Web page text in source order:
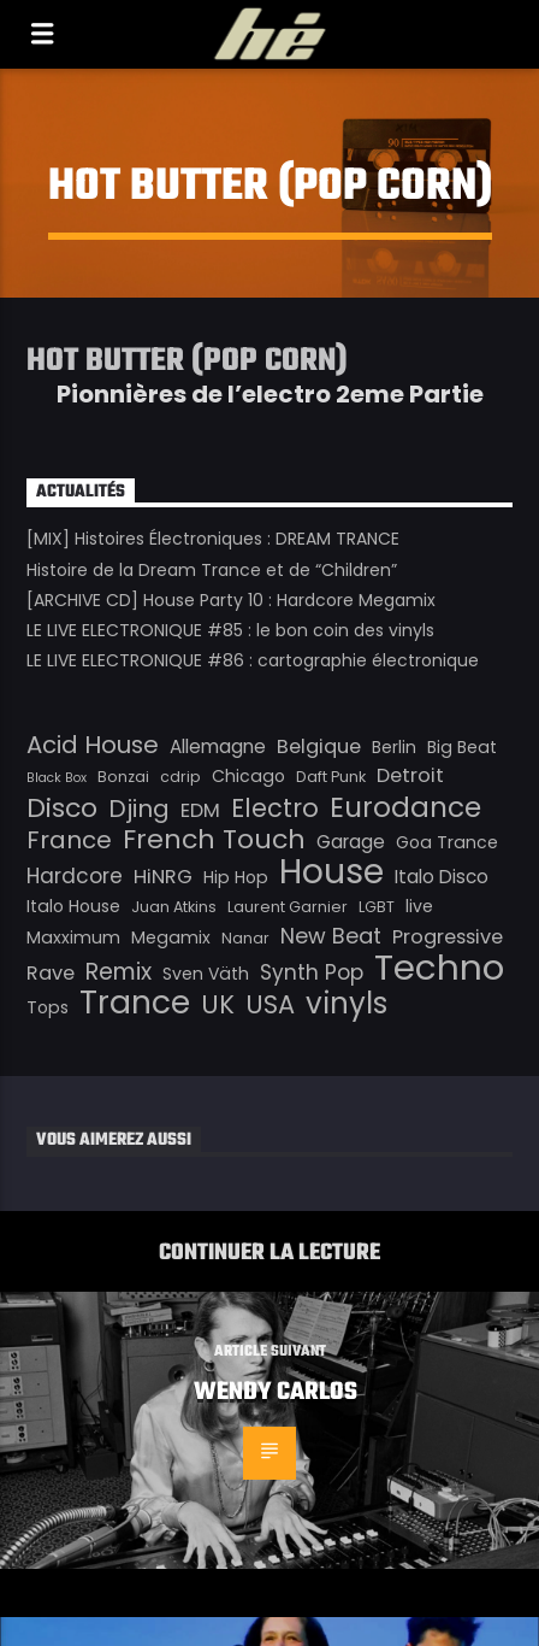
HOT BUTTER (POP CORN)
HOT BUTTER (POP CORN)
Pionnières de l’electro 2eme Partie
ACTUALITÉS
[MIX] Histoires Électroniques : DREAM TRANCE
Histoire de la Dream Trance et de “Children”
[ARCHIVE CD] House Party 10 : Hardcore Megamix
LE LIVE ELECTRONIQUE #85 : le bon coin des vinyls
LE LIVE ELECTRONIQUE #86 : cartographie électronique
Acid House Allemagne Belgique Berlin Big Beat
Black Box Bonzai cdrip Chicago Daft Punk Detroit
Disco Djing EDM Electro Eurodance
France French Touch Garage Goa Trance
Hardcore HiNRG Hip Hop House Italo Disco
Italo House Juan Atkins Laurent Garnier LGBT live
Maxximum Megamix Nanar New Beat Progressive
Rave Remix Sven Väth Synth Pop Techno
Tops Trance UK USA vinyls
VOUS AIMEREZ AUSSI
CONTINUER LA LECTURE
ARTICLE SUIVANT
WENDY CARLOS